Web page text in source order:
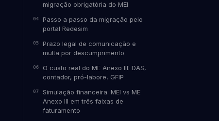
migração obrigatória do MEI
Passo a passo da migração pelo
portal Redesim
Prazo legal de comunicação e
multa por descumprimento
O custo real do ME Anexo III: DAS,
contador, pró-labore, GFIP
Simulação financeira: MEI vs ME
Anexo III em três faixas de
faturamento